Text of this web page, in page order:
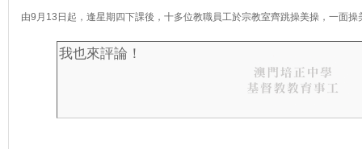
由9月13日起，逢星期四下課後，十多位教職員工於宗教室齊跳操美操，一面